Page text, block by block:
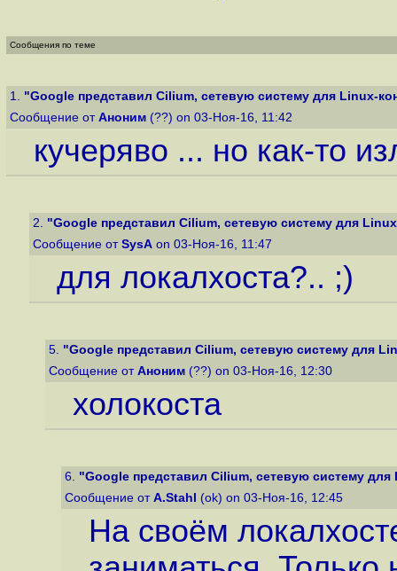
Сообщения по теме
1. "Google представил Cilium, сетевую систему для Linux-
Сообщение от Аноним (??) on 03-Ноя-16, 11:42
кучеряво ... но как-то
2. "Google представил Cilium, сетевую систему для
Сообщение от SysA on 03-Ноя-16, 11:47
для локалхоста?.. ;)
5. "Google представил Cilium, сетевую систему для
Сообщение от Аноним (??) on 03-Ноя-16, 12:30
холокоста
6. "Google представил Cilium, сетевую систему для
Сообщение от A.Stahl (ok) on 03-Ноя-16, 12:45
На своём